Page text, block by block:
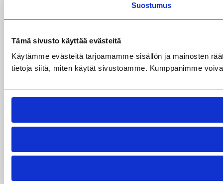
Suostumus
Tämä sivusto käyttää evästeitä
Käytämme evästeitä tarjoamamme sisällön ja mainosten
tietoja siitä, miten käytät sivustoamme. Kumppanimme